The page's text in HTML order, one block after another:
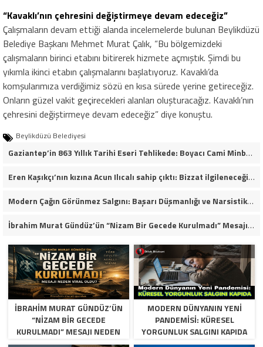
“Kavaklı’nın çehresini değiştirmeye devam edeceğiz”
Çalışmaların devam ettiği alanda incelemelerde bulunan Beylikdüzü
Belediye Başkanı Mehmet Murat Çalık, “Bu bölgemizdeki
çalışmaların birinci etabını bitirerek hizmete açmıştık. Şimdi bu
yıkımla ikinci etabın çalışmalarını başlatıyoruz. Kavaklı’da
komşularımıza verdiğimiz sözü en kısa sürede yerine getireceğiz.
Onların güzel vakit geçirecekleri alanları oluşturacağız. Kavaklı’nın
çehresini değiştirmeye devam edeceğiz” diye konuştu.
Beylikdüzü Belediyesi
Gaziantep’in 863 Yıllık Tarihi Eseri Tehlikede: Boyacı Cami Minberi İçin “Restorasyon Durdurulsun” Çağrısı!
Eren Kaşıkçı’nın kızına Acun Ilıcalı sahip çıktı: Bizzat ilgileneceğim
Modern Çağın Görünmez Salgını: Başarı Düşmanlığı ve Narsistik Yükseliş
İbrahim Murat Gündüz’ün “Nizam Bir Gecede Kurulmadı” Mesajı Sosyal Medyada Geniş Yankı Uyandırdı
İBRAHIM MURAT GÜNDÜZ’ÜN
“NIZAM BIR GECEDE
KURULMADI” MESAJI NEDEN
VIRAL OLDU?
MODERN DÜNYANIN YENI
PANDEMISI: KÜRESEL
YORGUNLUK SALGINI KAPIDA